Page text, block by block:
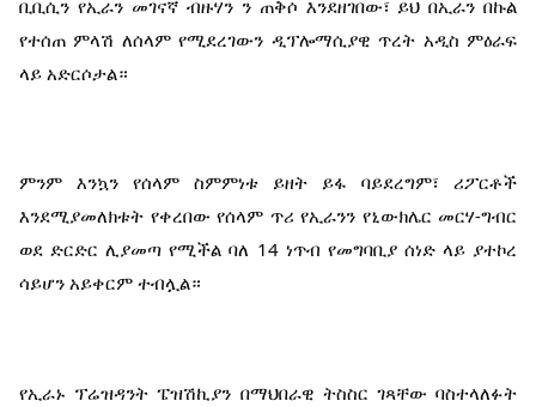
ቢቢሲን የኢራን መገናኛ ብዙሃን ን ጠቅሶ እንደዘገበው፣ ይህ በኢራን በኩል
የተሰጠ ምላሽ ለሰላም የሚደረገውን ዲፕሎማሲያዊ ጥረት አዲስ ምዕራፍ
ላይ አድርሶታል።
ምንም እንኳን የሰላም ስምምነቱ ይዘት ይፋ ባይደረግም፣ ሪፖርቶች
እንደሚያመለክቱት የቀረበው የሰላም ጥሪ የኢራንን የኒውክሌር መርሃ-ግብር
ወደ ድርድር ሊያመጣ የሚችል ባለ 14 ነጥብ የመግባቢያ ሰነድ ላይ ያተኮረ
ሳይሆን አይቀርም ተብሏል።
የኢራኑ ፕሬዝዳንት ፔዝሽኪያን በማህበራዊ ትስስር ገጻቸው ባስተላለፉት